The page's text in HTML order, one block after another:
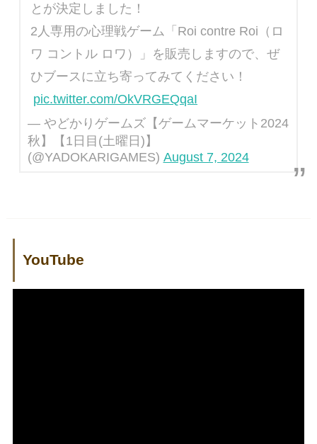
とが決定しました！
2人専用の心理戦ゲーム「Roi contre Roi（ロ
ワ コントル ロワ）」を販売しますので、ぜ
ひブースに立ち寄ってみてください！
pic.twitter.com/OkVRGEQqaI
— やどかりゲームズ【ゲームマーケット2024
秋】【1日目(土曜日)】
(@YADOKARIGAMES) August 7, 2024
YouTube